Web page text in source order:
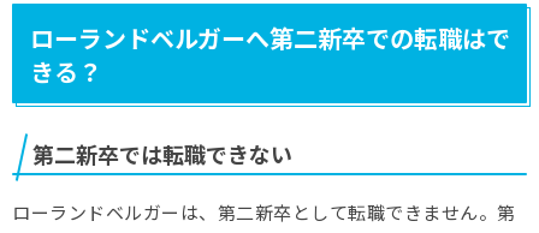
ローランドベルガーへ第二新卒での転職はで
きる？
第二新卒では転職できない
ローランドベルガーは、第二新卒として転職できません。第